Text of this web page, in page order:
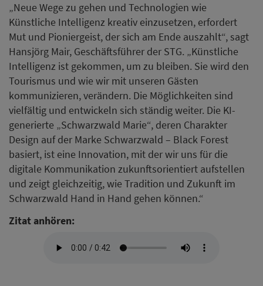
„Neue Wege zu gehen und Technologien wie
Künstliche Intelligenz kreativ einzusetzen, erfordert
Mut und Pioniergeist, der sich am Ende auszahlt“, sagt
Hansjörg Mair, Geschäftsführer der STG. „Künstliche
Intelligenz ist gekommen, um zu bleiben. Sie wird den
Tourismus und wie wir mit unseren Gästen
kommunizieren, verändern. Die Möglichkeiten sind
vielfältig und entwickeln sich ständig weiter. Die KI-
generierte „Schwarzwald Marie“, deren Charakter
Design auf der Marke Schwarzwald – Black Forest
basiert, ist eine Innovation, mit der wir uns für die
digitale Kommunikation zukunftsorientiert aufstellen
und zeigt gleichzeitig, wie Tradition und Zukunft im
Schwarzwald Hand in Hand gehen können.“
Zitat anhören: